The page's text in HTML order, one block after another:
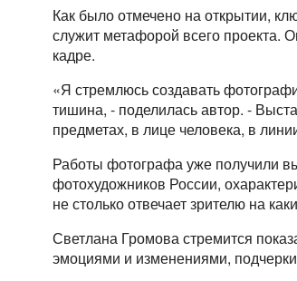
Как было отмечено на открытии,
служит метафорой всего проекта.
кадре.
«Я стремлюсь создавать
тишина, - поделилась автор. -
предметах, в лице человека, в
Работы фотографа уже получили
фотохудожников России,
не столько отвечает зрителю на
Светлана Громова стремится
эмоциями и изменениями,